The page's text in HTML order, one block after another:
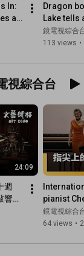
In:
a
Dragon
Lake tells
| Another
鏡電視綜合
113 views •
視綜合台
24:09
週
蛻
挑
藝
pianist
teaches
to play the
鏡電視綜合
64 views •